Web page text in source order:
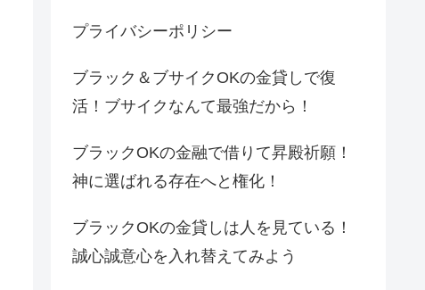
プライバシーポリシー
ブラック＆ブサイクOKの金貸しで復
活！ブサイクなんて最強だから！
ブラックOKの金融で借りて昇殿祈願！
神に選ばれる存在へと権化！
ブラックOKの金貸しは人を見ている！
誠心誠意心を入れ替えてみよう